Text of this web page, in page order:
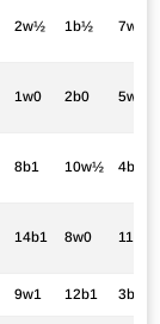
2w½ 1b½ 7w1
1w0 2b0 5w1
8b1 10w½ 4b0
14b1 8w0 11b½
9w1 12b1 3b0